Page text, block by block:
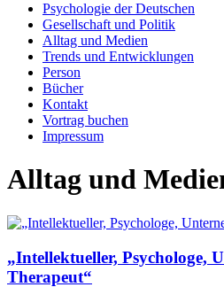
Psychologie der Deutschen
Gesellschaft und Politik
Alltag und Medien
Trends und Entwicklungen
Person
Bücher
Kontakt
Vortrag buchen
Impressum
Alltag und
„Intellektueller, Psychologe,
Therapeut“